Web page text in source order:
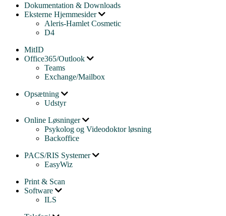
Dokumentation & Downloads
Eksterne Hjemmesider
Aleris-Hamlet Cosmetic
D4
MitID
Office365/Outlook
Teams
Exchange/Mailbox
Opsætning
Udstyr
Online Løsninger
Psykolog og Videodoktor løsning
Backoffice
PACS/RIS Systemer
EasyWiz
Print & Scan
Software
ILS